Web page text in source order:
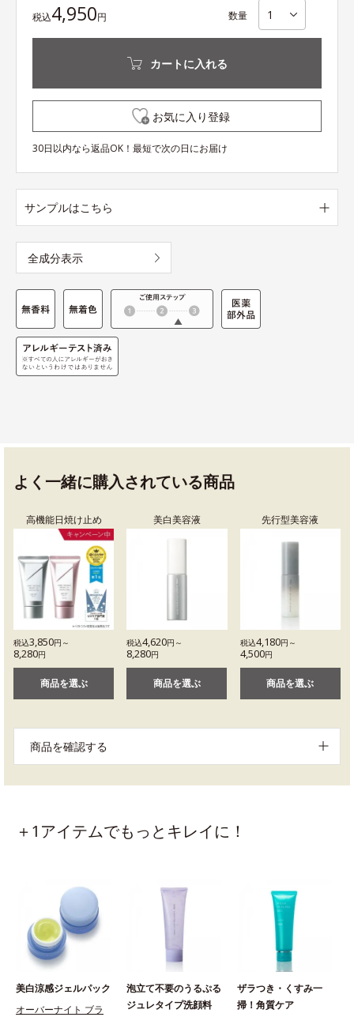
税込4,950円 数量
カートに入れる
お気に入り登録
30日以内なら返品OK！最短で次の日にお届け
サンプルはこちら
全成分表示
よく一緒に購入されている商品
高機能日焼け止め
税込3,850円～
8,280円
商品を選ぶ
美白美容液
税込4,620円～
8,280円
商品を選ぶ
先行型美容液
税込4,180円～
4,500円
商品を選ぶ
商品を確認する
＋1アイテムでもっとキレイに！
美白涼感ジェルパック
オーバーナイト ブラ
泡立て不要のうるぷる
ジュレタイプ洗顔料
ザラつき・くすみ一
掃！角質ケア